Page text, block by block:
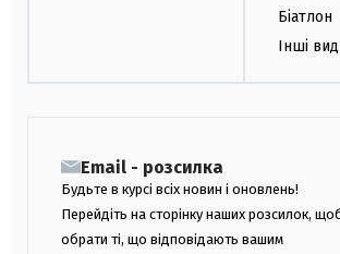
Біатлон
Інші
Email - розсилка
Будьте в курсі всіх новин і оновлень!
Перейдіть на сторінку наших розсилок,
обрати ті, що відповідають вашим